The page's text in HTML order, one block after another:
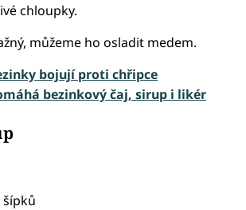
chloupky.
můžeme ho osladit medem.
bojují proti chřipce
bezinkový čaj, sirup i likér
šípků